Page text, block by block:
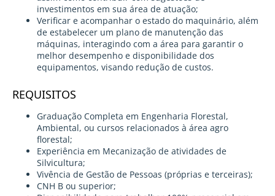
investimentos em sua área de atuação;
Verificar e acompanhar o estado do maquinário, além
de estabelecer um plano de manutenção das
máquinas, interagindo com a área para garantir o
melhor desempenho e disponibilidade dos
equipamentos, visando redução de custos.
REQUISITOS
Graduação Completa em Engenharia Florestal,
Ambiental, ou cursos relacionados à área agro
florestal;
Experiência em Mecanização de atividades de
Silvicultura;
Vivência de Gestão de Pessoas (próprias e terceiras);
CNH B ou superior;